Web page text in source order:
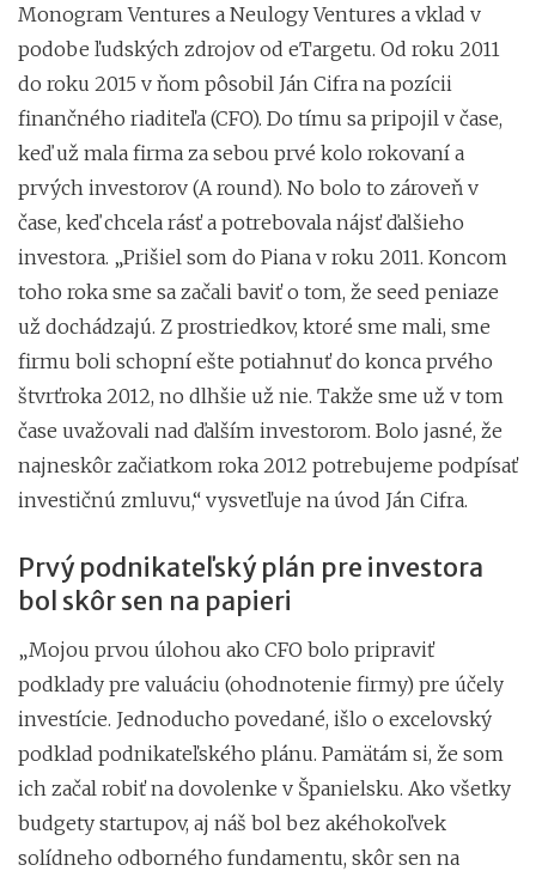
Monogram Ventures a Neulogy Ventures a vklad v
podobe ľudských zdrojov od eTargetu. Od roku 2011
do roku 2015 v ňom pôsobil Ján Cifra na pozícii
finančného riaditeľa (CFO). Do tímu sa pripojil v čase,
keď už mala firma za sebou prvé kolo rokovaní a
prvých investorov (A round). No bolo to zároveň v
čase, keď chcela rásť a potrebovala nájsť ďalšieho
investora. „Prišiel som do Piana v roku 2011. Koncom
toho roka sme sa začali baviť o tom, že seed peniaze
už dochádzajú. Z prostriedkov, ktoré sme mali, sme
firmu boli schopní ešte potiahnuť do konca prvého
štvrťroka 2012, no dlhšie už nie. Takže sme už v tom
čase uvažovali nad ďalším investorom. Bolo jasné, že
najneskôr začiatkom roka 2012 potrebujeme podpísať
investičnú zmluvu,“ vysvetľuje na úvod Ján Cifra.
Prvý podnikateľský plán pre investora
bol skôr sen na papieri
„Mojou prvou úlohou ako CFO bolo pripraviť
podklady pre valuáciu (ohodnotenie firmy) pre účely
investície. Jednoducho povedané, išlo o excelovský
podklad podnikateľského plánu. Pamätám si, že som
ich začal robiť na dovolenke v Španielsku. Ako všetky
budgety startupov, aj náš bol bez akéhokoľvek
solídneho odborného fundamentu, skôr sen na